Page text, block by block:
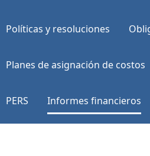
Políticas y resoluciones
Planes de asignación de costos
PERS Informes financieros